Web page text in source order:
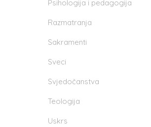
Psihologija i pedagogija
Razmatranja
Sakramenti
Sveci
Svjedočanstva
Teologija
Uskrs